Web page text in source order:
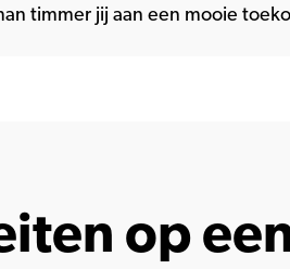
timmer jij aan een mooie
op